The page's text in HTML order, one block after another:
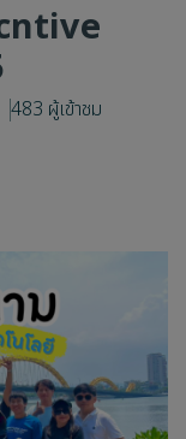
483 ผู้เข้าชม